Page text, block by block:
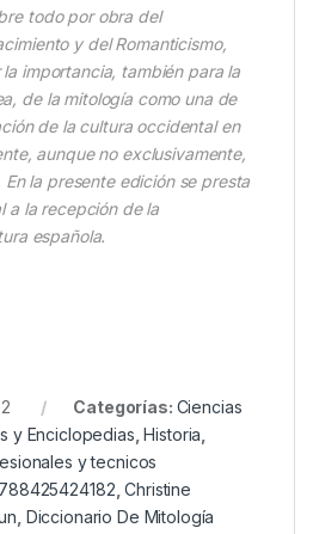
todo por obra del
y del Romanticismo,
importancia, también para la
de la mitología como una de
de la cultura occidental en
aunque no exclusivamente,
la presente edición se presta
a la recepción de la
española.
Categorías: Ciencias
y Enciclopedias ,Historia
y tecnicos
,Christine
Diccionario De Mitología